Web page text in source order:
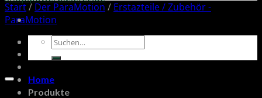
Suchen
nach:
Home
Produkte
Start/ Der ParaMotion / Erstazteile / Zubehör -
ParaMotion